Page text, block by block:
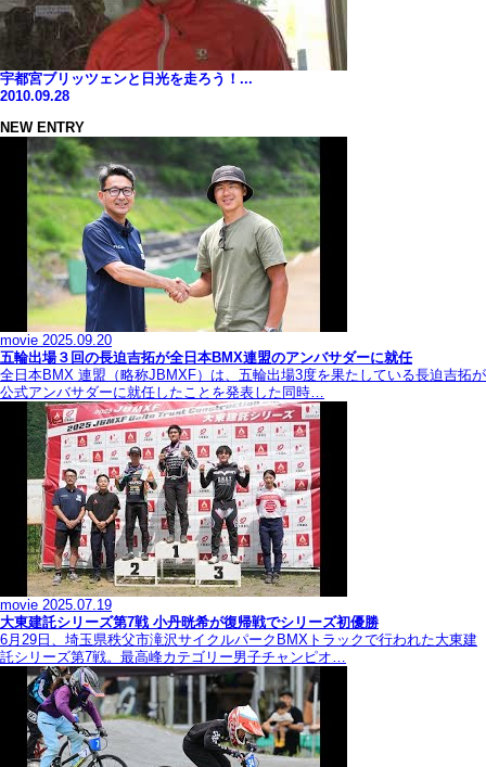
宇都宮ブリッツェンと日光を走ろう！...
2010.09.28
NEW ENTRY
movie 2025.09.20
五輪出場３回の長迫吉拓が全日本BMX連盟のアンバサダーに就任
全日本BMX 連盟（略称JBMXF）は、五輪出場3度を果たしている長迫吉拓が
公式アンバサダーに就任したことを発表した同時…
movie 2025.07.19
大東建託シリーズ第7戦 ⼩丹晄希が復帰戦でシリーズ初優勝
6月29日、埼玉県秩父市滝沢サイクルパークBMXトラックで行われた大東建
託シリーズ第7戦。最高峰カテゴリー男子チャンピオ…